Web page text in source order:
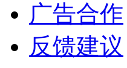
广告合作
反馈建议